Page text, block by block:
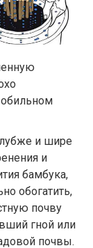
и шире
и
бамбука,
обогатить,
почву
гной или
почвы.